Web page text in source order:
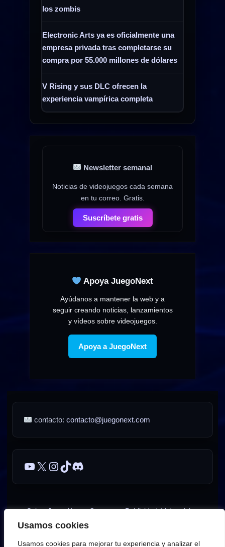
Usamos cookies
Usamos cookies para mejorar tu experiencia y analizar el
los zombis
Electronic Arts ya es oficialmente una
empresa privada tras completarse su
compra por 55.000 millones de dólares
V Rising y sus DLC ofrecen la
experiencia vampírica completa
Newsletter semanal
Noticias de videojuegos cada semana
en tu correo. Gratis.
Suscríbete gratis
Apoya JuegoNext
Ayúdanos a mantener la web y a
seguir creando noticias, lanzamientos
y vídeos sobre videojuegos.
Apoya a JuegoNext
contacto:contacto@juegonext.com
YouTube
X Instagram
TikTok
Discord
Sobre JuegoNext Contacto Publicidad / Advertising
AVISO LEGAL – JuegoNext